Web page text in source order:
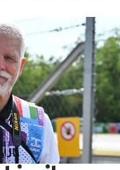
Fred Vasseur přiznal,
vše.